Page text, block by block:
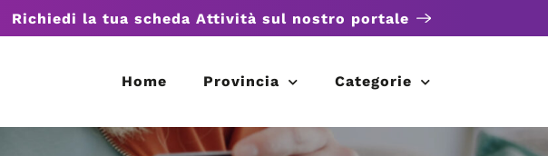
Richiedi la tua scheda Attività sul nostro portale
Home Provincia Categorie